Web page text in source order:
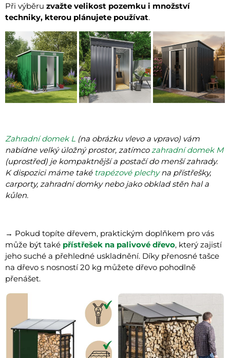
Při výběru zvažte velikost pozemku i množství
techniky, kterou plánujete používat.
Zahradní domek L (na obrázku vlevo a vpravo) vám
nabídne velký úložný prostor, zatímcozahradní domek M
(uprostřed) je kompaktnější a postačí do menší zahrady.
K dispozici máme také trapézové plechyna přístřešky,
carporty, zahradní domky nebo jako obklad stěn hal a
kůlen.
→ Pokud topíte dřevem, praktickým doplňkem pro vás
může být také přístřešek na palivové dřevo, který zajistí
jeho suché a přehledné uskladnění. Díky přenosné tašce
na dřevo s nosností 20 kg můžete dřevo pohodlně
přenášet.